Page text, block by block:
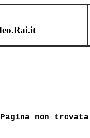
Pagina non trovata